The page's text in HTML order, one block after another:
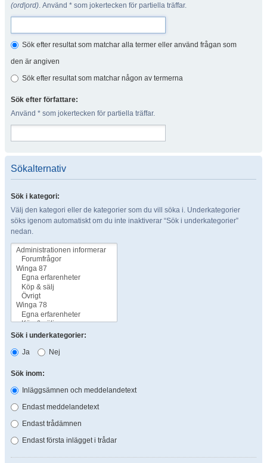
(ord|ord). Använd * som jokertecken för partiella träffar.
Sök efter resultat som matchar alla termer eller använd frågan som
den är angiven
Sök efter resultat som matchar någon av termerna
Sök efter författare:
Använd * som jokertecken för partiella träffar.
Sökalternativ
Sök i kategori:
Välj den kategori eller de kategorier som du vill söka i. Underkategorier
söks igenom automatiskt om du inte inaktiverar “Sök i underkategorier”
nedan.
Sök i underkategorier:
Ja
Nej
Sök inom:
Inläggsämnen och meddelandetext
Endast meddelandetext
Endast trådämnen
Endast första inlägget i trådar